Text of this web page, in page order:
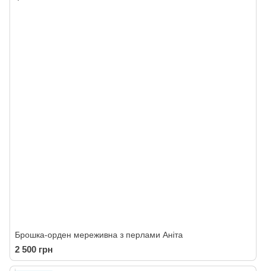
Брошка-орден мереживна з перлами Аніта
2 500 грн